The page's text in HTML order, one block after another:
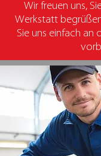
Wir freuen uns,
Werkstatt
Sie uns einfach an